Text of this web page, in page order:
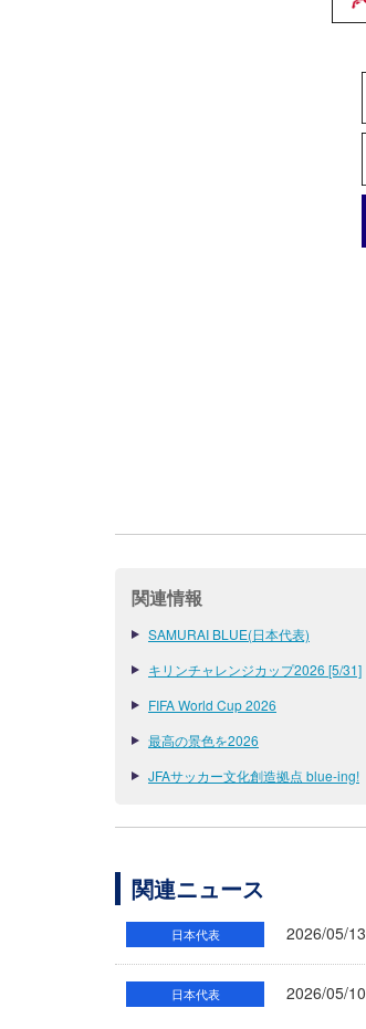
関連情報
SAMURAI BLUE(日本代表)
キリンチャレンジカップ2026 [5/31]
FIFA World Cup 2026
最高の景色を2026
JFAサッカー文化創造拠点 blue-ing!
関連ニュース
日本代表 2026/05/13
日本代表 2026/05/10